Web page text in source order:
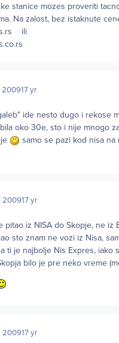
stanice mozes proveriti
Na zalost, bez istaknute
ili
200917 yr
ide nesto dugo i rekose
oko 30e, sto i nije mnogo
samo se pazi kod nisa na
200917 yr
pitao iz NISA do Skopje, ne iz
sto znam ne vozi iz Nisa,
ti je najbolje Nis Expres, iako
bilo je pre neko vreme
200917 yr